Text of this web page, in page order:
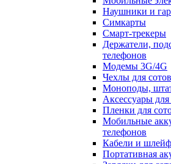
Наушники и
Симкарты
Смарт-трекеры
Держатели,
телефонов
Модемы 3G/4G
Чехлы для
Моноподы,
Аксессуары для
Пленки для
Мобильные
телефонов
Кабели и
Портативная